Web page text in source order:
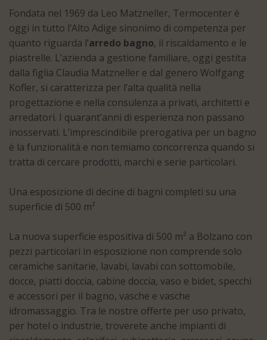
Fondata nel 1969 da Leo Matzneller, Termocenter è
oggi in tutto l’Alto Adige sinonimo di competenza per
quanto riguarda l’arredo bagno, il riscaldamento e le
piastrelle. L’azienda a gestione familiare, oggi gestita
dalla figlia Claudia Matzneller e dal genero Wolfgang
Kofler, si caratterizza per l’alta qualità nella
progettazione e nella consulenza a privati, architetti e
arredatori. I quarant’anni di esperienza non passano
inosservati. L’imprescindibile prerogativa per un bagno
è la funzionalità e non temiamo concorrenza quando si
tratta di cercare prodotti, marchi e serie particolari.
Una esposizione di decine di bagni completi su una
superficie di 500 m²
La nuova superficie espositiva di 500 m² a Bolzano con
pezzi particolari in esposizione non comprende solo
ceramiche sanitarie, lavabi, lavabi con sottomobile,
docce, piatti doccia, cabine doccia, vaso e bidet, specchi
e accessori per il bagno, vasche e vasche
idromassaggio. Tra le nostre offerte per uso privato,
per hotel o industrie, troverete anche impianti di